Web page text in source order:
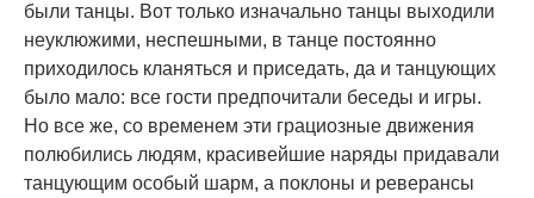
были танцы. Вот только изначально танцы выходили
неуклюжими, неспешными, в танце постоянно
приходилось кланяться и приседать, да и танцующих
было мало: все гости предпочитали беседы и игры.
Но все же, со временем эти грациозные движения
полюбились людям, красивейшие наряды придавали
танцующим особый шарм, а поклоны и реверансы